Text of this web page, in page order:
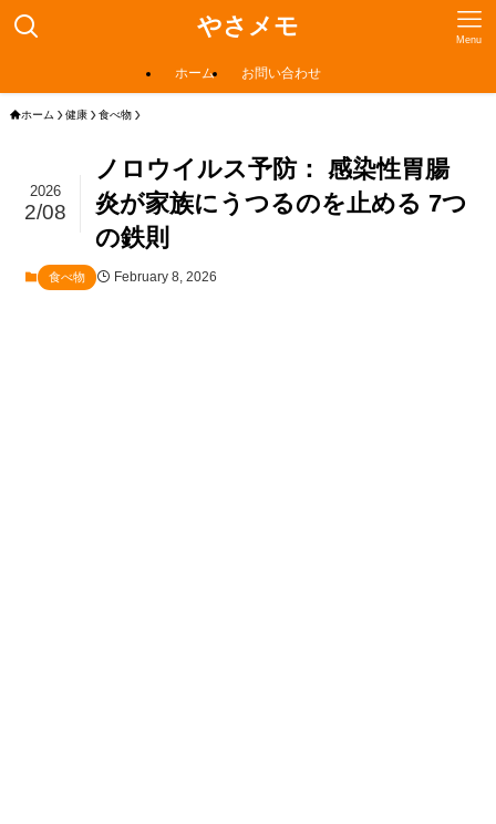
やさメモ Menu
ホーム お問い合わせ
ホーム 健康 食べ物
ノロウイルス予防： 感染性胃腸
炎が家族にうつるのを止める 7つ
の鉄則
2026
2/08
食べ物 February 8, 2026